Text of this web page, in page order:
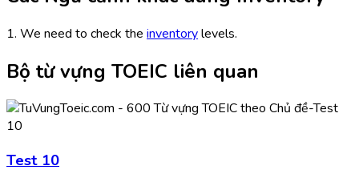
1. We need to check the inventorylevels.
Bộ từ vựng TOEIC liên quan
Test 10